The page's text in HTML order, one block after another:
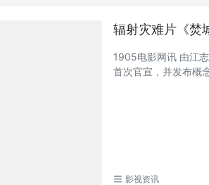
辐射灾难片《焚
1905电影网讯 由江
首次官宣，并发布概
影视资讯